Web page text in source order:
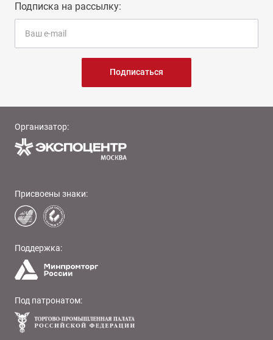
Подписка на рассылку:
Подписаться
Организатор:
Присвоены знаки:
Поддержка:
Под патронатом: